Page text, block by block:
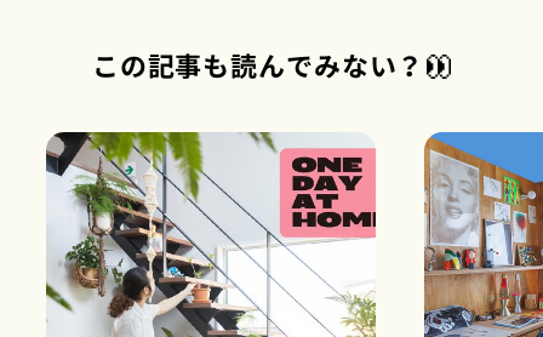
この記事も読んでみない？